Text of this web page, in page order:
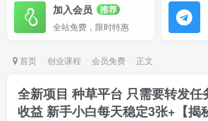
加入会员
推荐
全站免费，限时特惠
首页 创业课程 会员免费 正文
全新项目 种草平台 只需要转发任
收益 新手小白每天稳定3张+【揭